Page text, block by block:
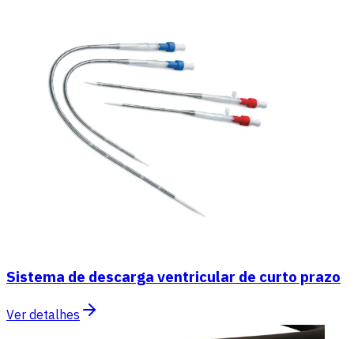
Sistema de descarga ventricular de curto prazo
Ver detalhes